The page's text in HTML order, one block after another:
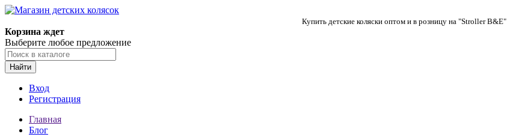
Купить детские коляски оптом и в розницу на "Stroller B&E"
Корзина ждет
Выберите любое предложение
Найти
Вход
Регистрация
Главная
Блог